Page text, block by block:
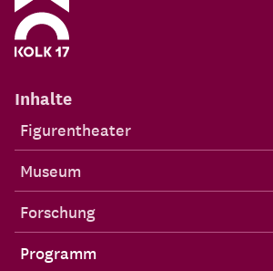
Inhalte
Figurentheater
Museum
Forschung
Programm